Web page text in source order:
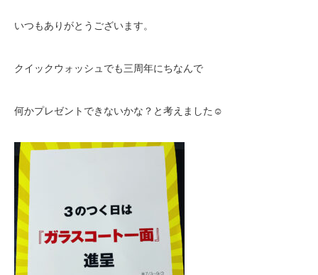
いつもありがとうございます。
クイックウォッシュでも三周年にちなんで
何かプレゼントできないかな？と考えました ☺️